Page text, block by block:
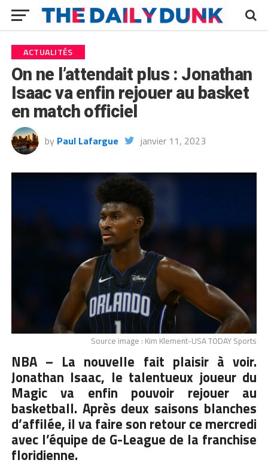
ACTUALITÉS
On ne l’attendait plus : Jonathan
Isaac va enfin rejouer au basket
en match officiel
by Paul Lafargue janvier 11, 2023
Source image : Kim Klement-USA TODAY Sports
NBA – La nouvelle fait plaisir à voir.
Jonathan Isaac, le talentueux joueur du
Magic va enfin pouvoir rejouer au
basketball. Après deux saisons blanches
d’affilée, il va faire son retour ce mercredi
avec l’équipe de G-League de la franchise
floridienne.